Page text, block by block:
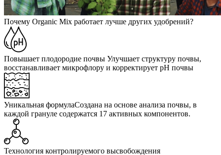
Почему Organic Mix работает лучше других удобрений?
Повышает плодородие почвы Улучшает структуру почвы,
восстанавливает микрофлору и корректирует pH почвы
Уникальная формулаСоздана на основе анализа почвы, в
каждой грануле содержатся 17 активных компонентов.
Технология контролируемого высвобождения